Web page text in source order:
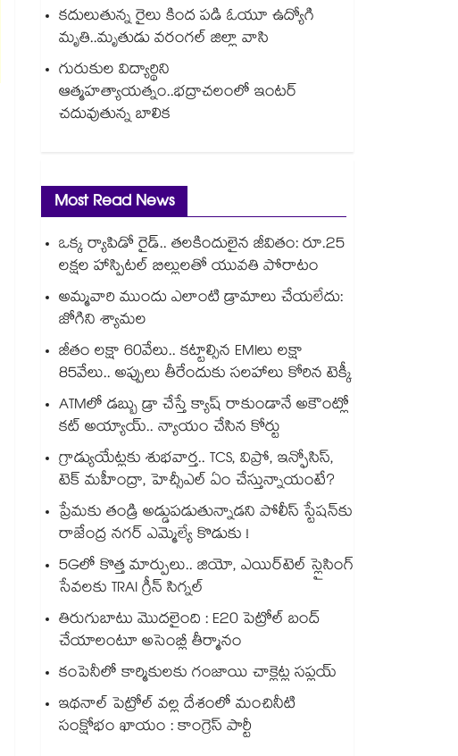
కదులుతున్న రైలు కింద పడి ఓయూ ఉద్యోగి
మృతి..మృతుడు వరంగల్ జిల్లా వాసి
గురుకుల విద్యార్థిని
ఆత్మహత్యాయత్నం..భద్రాచలంలో ఇంటర్
చదువుతున్న బాలిక
Most Read News
ఒక్క ర్యాపిడో రైడ్.. తలకిందులైన జీవితం: రూ.25
లక్షల హాస్పిటల్ బిల్లులతో యువతి పోరాటం
అమ్మవారి ముందు ఎలాంటి డ్రామాలు చేయలేదు:
జోగిని శ్యామల
జీతం లక్షా 60వేలు.. కట్టాల్సిన EMIలు లక్షా
85వేలు.. అప్పులు తీరేందుకు సలహాలు కోరిన టెక్కీ
ATMలో డబ్బు డ్రా చేస్తే క్యాష్ రాకుండానే అకౌంట్లో
కట్ అయ్యాయ్.. న్యాయం చేసిన కోర్టు
గ్రాడ్యుయేట్లకు శుభవార్త.. TCS, విప్రో, ఇన్ఫోసిస్,
టెక్ మహీంద్రా, హెచ్సీఎల్ ఏం చేస్తున్నాయంటే?
ప్రేమకు తండ్రి అడ్డుపడుతున్నాడని పోలీస్ స్టేషన్⁪కు
రాజేంద్ర నగర్ ఎమ్మెల్యే కొడుకు !
5Gలో కొత్త మార్పులు.. జియో, ఎయిర్‌టెల్ స్లైసింగ్
సేవలకు TRAI గ్రీన్ సిగ్నల్
తిరుగుబాటు మొదలైంది : E20 పెట్రోల్ బంద్
చేయాలంటూ అసెంబ్లీ తీర్మానం
కంపెనీలో కార్మికులకు గంజాయి చాక్లెట్ల సప్లయ్
ఇథనాల్ పెట్రోల్ వల్ల దేశంలో మంచినీటి
సంక్షోభం ఖాయం : కాంగ్రెస్ పార్టీ